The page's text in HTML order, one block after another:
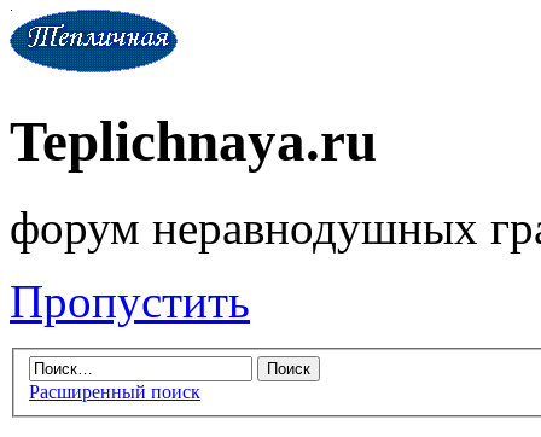
Teplichnaya.ru
форум неравнодушных
Пропустить
Расширенный поиск